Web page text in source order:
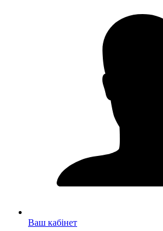
Ваш кабінет